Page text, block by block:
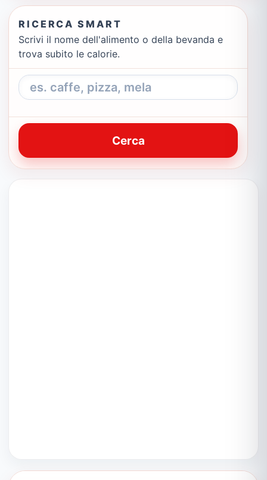
RICERCA SMART
Scrivi il nome dell'alimento o della bevanda e
trova subito le calorie.
Cerca